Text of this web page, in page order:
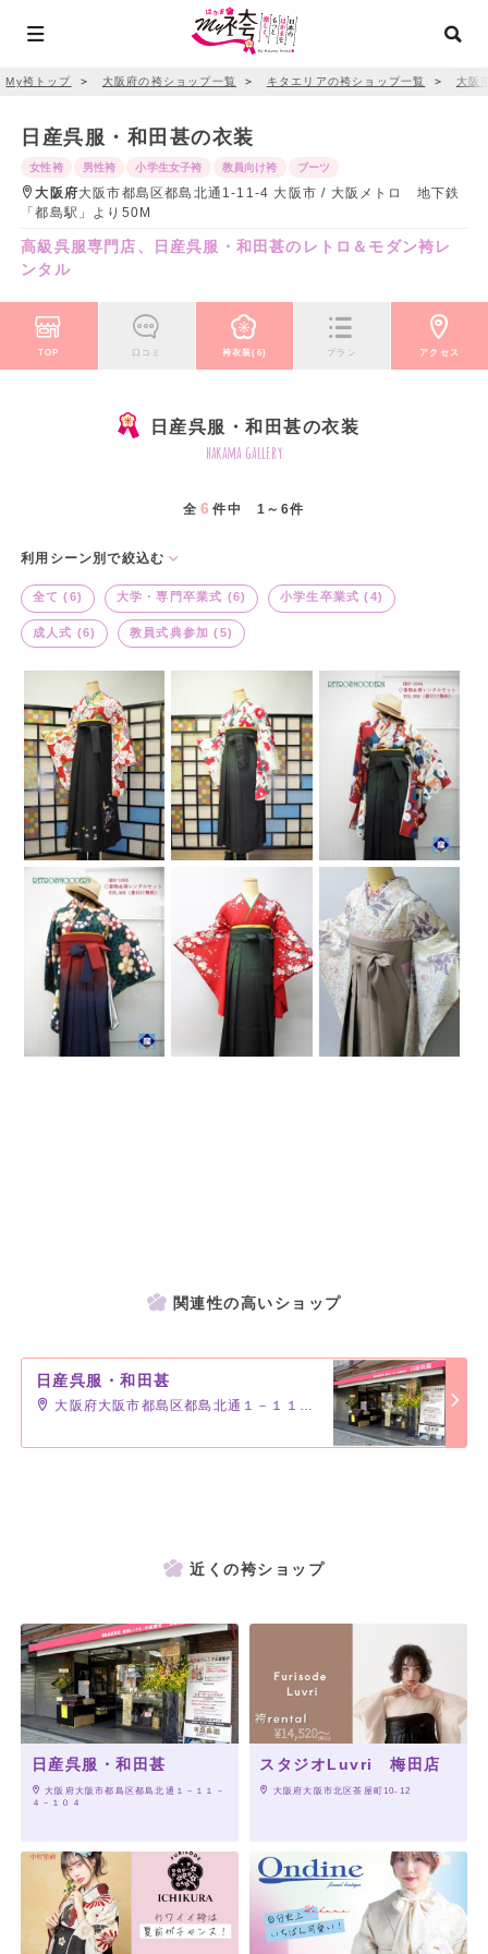
My袴トップ ＞ 大阪府の袴ショップ一覧 ＞ キタエリアの袴ショップ一覧 ＞ 大阪
日産呉服・和田甚の衣装
女性袴 男性袴 小学生女子袴 教員向け袴 ブーツ
大阪府大阪市都島区都島北通1-11-4 大阪市 / 大阪メトロ 地下鉄
「都島駅」より50M
高級呉服専門店、日産呉服・和田甚のレトロ＆モダン袴レ
ンタル
TOP 口コミ 袴衣装(6) プラン アクセス
日産呉服・和田甚の衣装
hakama gallery
全 6 件中 1～6件
利用シーン別で絞込む
全て (6) 大学・専門卒業式 (6) 小学生卒業式 (4)
成人式 (6) 教員式典参加 (5)
関連性の高いショップ
日産呉服・和田甚
大阪府大阪市都島区都島北通１－１１－４－１０４
近くの袴ショップ
日産呉服・和田甚
大阪府大阪市都島区都島北通１－１１－
４－１０４
スタジオLuvri 梅田店
大阪府大阪市北区茶屋町10-12